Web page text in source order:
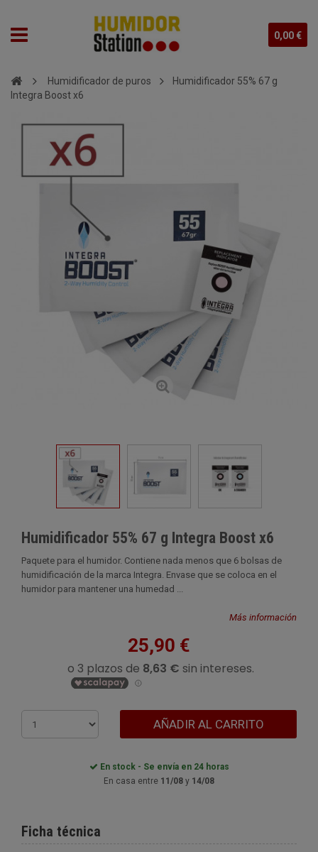
0,00 €
Humidificador de puros
Humidificador 55% 67 g
Integra Boost x6
Humidificador 55% 67 g Integra Boost x6
Paquete para el humidor. Contiene nada menos que 6 bolsas de
humidificación de la marca Integra. Envase que se coloca en el
humidor para mantener una humedad ...
Más información
25,90 €
AÑADIR AL CARRITO
En stock - Se envía en 24 horas
En casa entre 11/08 y 14/08
Ficha técnica